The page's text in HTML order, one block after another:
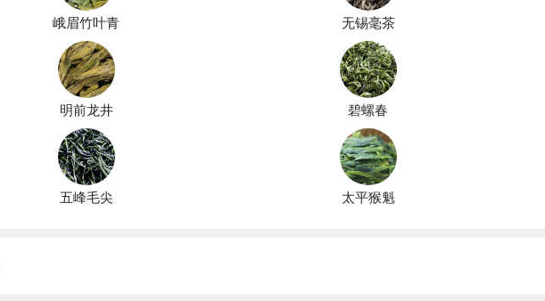
峨眉竹叶青 无锡毫茶
明前龙井 碧螺春
五峰毛尖 太平猴魁